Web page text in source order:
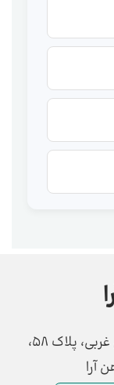
سیدخندان، خیابان جلفا، خیابان کاویان غربی، پلاک 58،
آرا